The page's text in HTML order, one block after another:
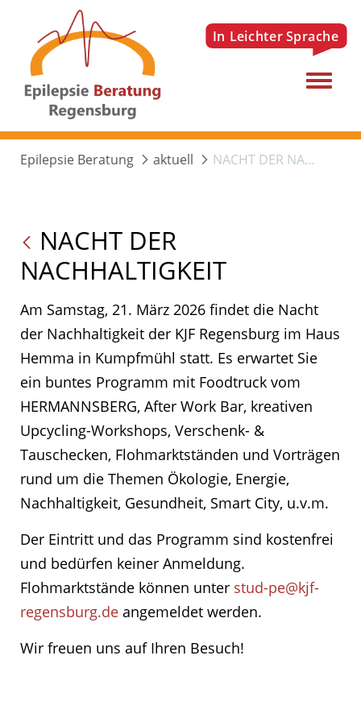
Menu
Epilepsie Beratung aktuell NACHT DER NACHHALTIGKEIT
NACHT DER
NACHHALTIGKEIT
Am Samstag, 21. März 2026 findet die Nacht
der Nachhaltigkeit der KJF Regensburg im Haus
Hemma in Kumpfmühl statt. Es erwartet Sie
ein buntes Programm mit Foodtruck vom
HERMANNSBERG, After Work Bar, kreativen
Upcycling-Workshops, Verschenk- &
Tauschecken, Flohmarktständen und Vorträgen
rund um die Themen Ökologie, Energie,
Nachhaltigkeit, Gesundheit, Smart City, u.v.m.
Der Eintritt und das Programm sind kostenfrei
und bedürfen keiner Anmeldung.
Flohmarktstände können unter stud-pe@kjf-
regensburg.de angemeldet werden.
Wir freuen uns auf Ihren Besuch!